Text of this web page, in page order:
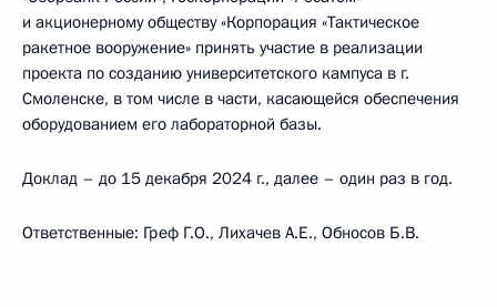
и акционерному обществу «Корпорация «Тактическое
ракетное вооружение» принять участие в реализации
проекта по созданию университетского кампуса в г.
Смоленске, в том числе в части, касающейся обеспечения
оборудованием его лабораторной базы.
Доклад – до 15 декабря 2024 г., далее – один раз в год.
Ответственные: Греф Г.О., Лихачев А.Е., Обносов Б.В.